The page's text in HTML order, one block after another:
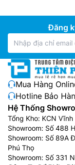
Dàn trao đổi
ác lá nhôm tản
Mitsubishi
W3 ược phủ một
Đăng
Mua Hàng
Hotline Bảo
Hệ Thống
Tổng Kho: KCN
Showroom: Số 488
Showroom: Số 89A
Phú Thọ
Showroom: Số 331